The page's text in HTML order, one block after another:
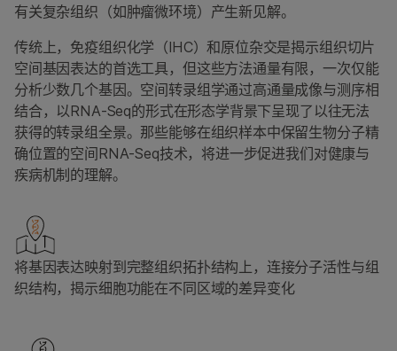
有关复杂组织（如肿瘤微环境）产生新见解。
传统上，免疫组织化学（IHC）和原位杂交是揭示组织切片
空间基因表达的首选工具，但这些方法通量有限，一次仅能
分析少数几个基因。空间转录组学通过高通量成像与测序相
结合，以RNA-Seq的形式在形态学背景下呈现了以往无法
获得的转录组全景。那些能够在组织样本中保留生物分子精
确位置的空间RNA-Seq技术，将进一步促进我们对健康与
疾病机制的理解。
将基因表达映射到完整组织拓扑结构上，连接分子活性与组
织结构，揭示细胞功能在不同区域的差异变化